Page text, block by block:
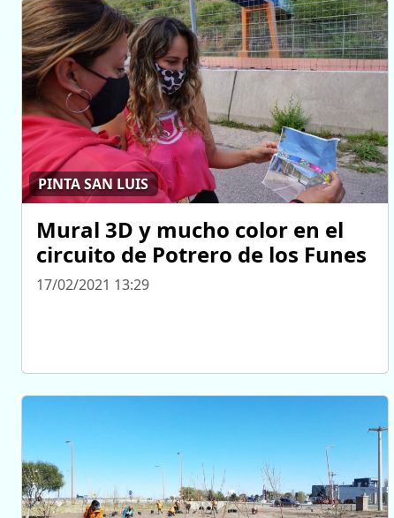
PINTA SAN LUIS
Mural 3D y mucho color en el
circuito de Potrero de los Funes
17/02/2021 13:29